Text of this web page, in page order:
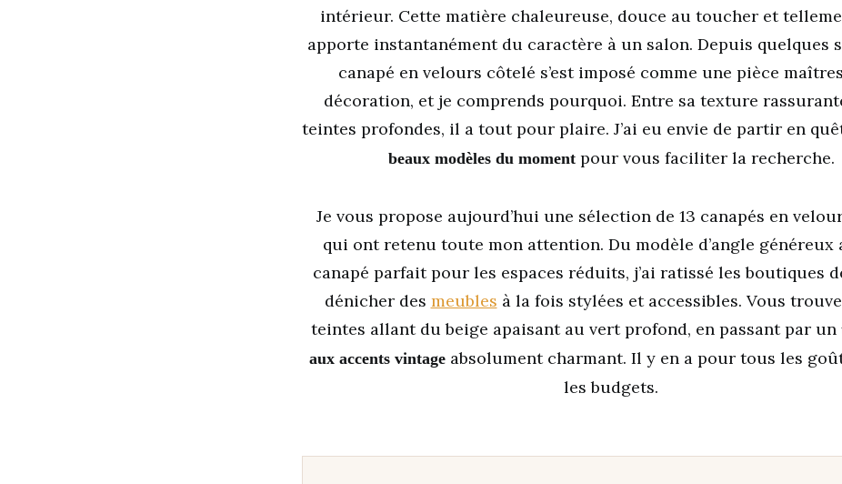
intérieur. Cette matière chaleureuse, douce au toucher et
apporte instantanément du caractère à un salon. Depuis quelques
canapé en velours côtelé s’est imposé comme une pièce
décoration, et je comprends pourquoi. Entre sa texture
teintes profondes, il a tout pour plaire. J’ai eu envie de partir en
beaux modèles du momentpour vous faciliter la recherche.
Je vous propose aujourd’hui une sélection de 13 canapés en
qui ont retenu toute mon attention. Du modèle d’angle généreux
canapé parfait pour les espaces réduits, j’ai ratissé les boutiques
dénicher des meubles à la fois stylées et accessibles. Vous
teintes allant du beige apaisant au vert profond, en passant par un
aux accents vintage absolument charmant. Il y en a pour tous les
les budgets.